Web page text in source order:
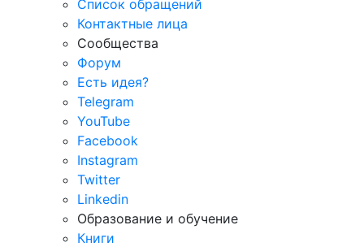
Список обращений
Контактные лица
Сообщества
Форум
Есть идея?
Telegram
YouTube
Facebook
Instagram
Twitter
Linkedin
Образование и обучение
Книги